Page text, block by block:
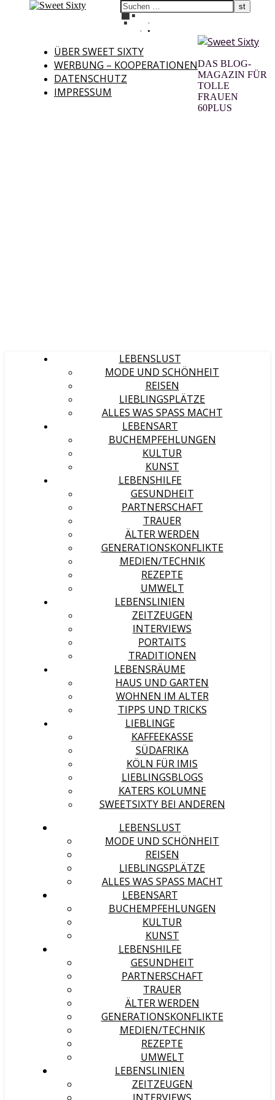
ÜBER SWEET SIXTY
WERBUNG – KOOPERATIONEN
DATENSCHUTZ
IMPRESSUM
DAS BLOG-
MAGAZIN FÜR
TOLLE
FRAUEN
60PLUS
LEBENSLUST
MODE UND SCHÖNHEIT
REISEN
LIEBLINGSPLÄTZE
ALLES WAS SPASS MACHT
LEBENSART
BUCHEMPFEHLUNGEN
KULTUR
KUNST
LEBENSHILFE
GESUNDHEIT
PARTNERSCHAFT
TRAUER
ÄLTER WERDEN
GENERATIONSKONFLIKTE
MEDIEN/TECHNIK
REZEPTE
UMWELT
LEBENSLINIEN
ZEITZEUGEN
INTERVIEWS
PORTAITS
TRADITIONEN
LEBENSRÄUME
HAUS UND GARTEN
WOHNEN IM ALTER
TIPPS UND TRICKS
LIEBLINGE
KAFFEEKASSE
SÜDAFRIKA
KÖLN FÜR IMIS
LIEBLINGSBLOGS
KATERS KOLUMNE
SWEETSIXTY BEI ANDEREN
LEBENSLUST
MODE UND SCHÖNHEIT
REISEN
LIEBLINGSPLÄTZE
ALLES WAS SPASS MACHT
LEBENSART
BUCHEMPFEHLUNGEN
KULTUR
KUNST
LEBENSHILFE
GESUNDHEIT
PARTNERSCHAFT
TRAUER
ÄLTER WERDEN
GENERATIONSKONFLIKTE
MEDIEN/TECHNIK
REZEPTE
UMWELT
LEBENSLINIEN
ZEITZEUGEN